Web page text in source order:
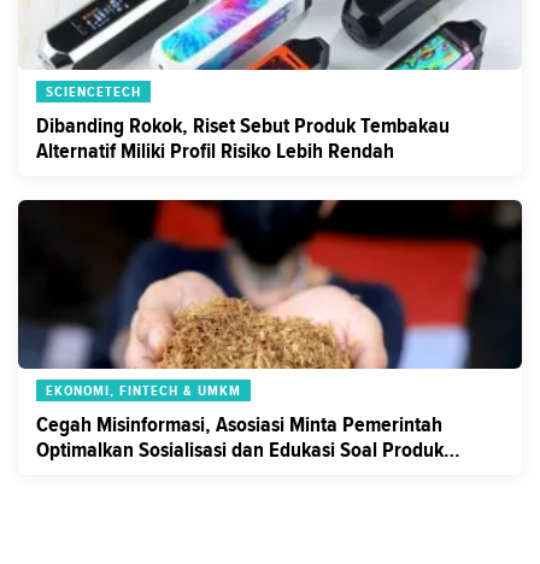
SCIENCETECH
Dibanding Rokok, Riset Sebut Produk Tembakau
Alternatif Miliki Profil Risiko Lebih Rendah
EKONOMI, FINTECH & UMKM
Cegah Misinformasi, Asosiasi Minta Pemerintah
Optimalkan Sosialisasi dan Edukasi Soal Produk